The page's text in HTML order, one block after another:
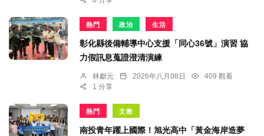
熱門 政治 生活
彰化縣後備輔導中心支援「同心36號」演習 協
力假訊息蒐證澄清演練
林獻元 2026年八月08日
409 觀看
1 分享
熱門 文教
南投青年躍上國際！旭光高中「黃金海岸造夢